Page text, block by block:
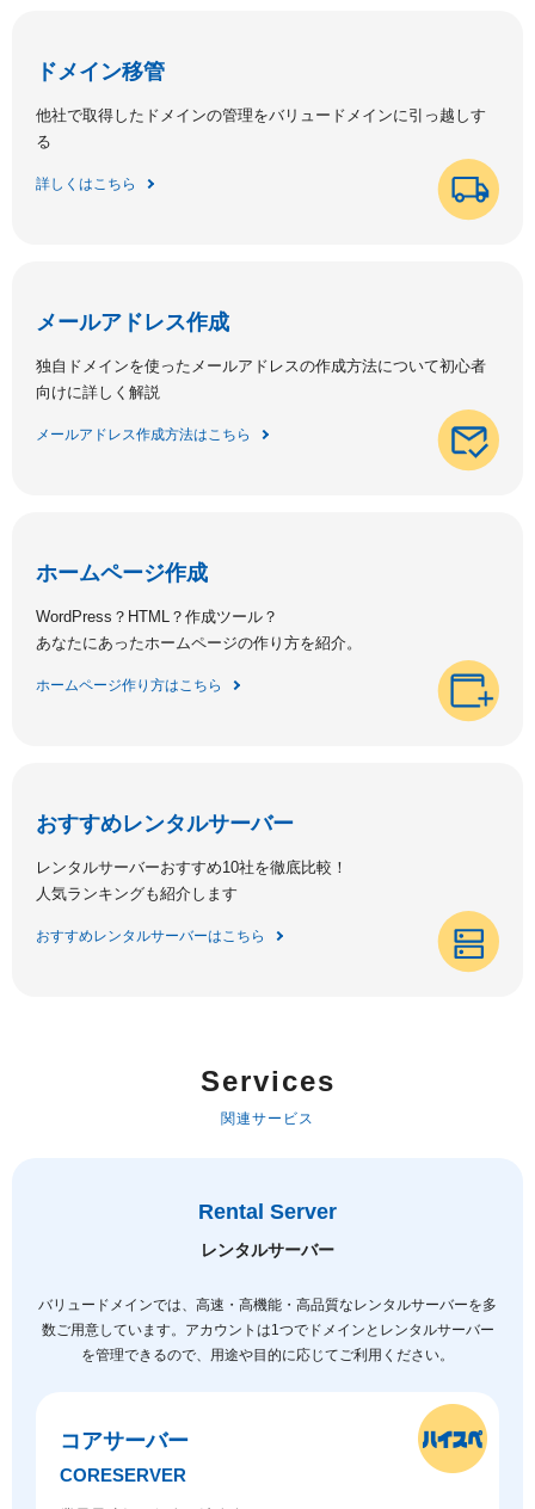
ドメイン移管
他社で取得したドメインの管理をバリュードメインに引っ越しす
る
詳しくはこちら
メールアドレス作成
独自ドメインを使ったメールアドレスの作成方法について初心者
向けに詳しく解説
メールアドレス作成方法はこちら
ホームページ作成
WordPress？HTML？作成ツール？
あなたにあったホームページの作り方を紹介。
ホームページ作り方はこちら
おすすめレンタルサーバー
レンタルサーバーおすすめ10社を徹底比較！
人気ランキングも紹介します
おすすめレンタルサーバーはこちら
Services
関連サービス
Rental Server
レンタルサーバー
バリュードメインでは、高速・高機能・高品質なレンタルサーバーを多
数ご用意しています。
アカウントは1つでドメインとレンタルサーバー
を管理できるので、用途や目的に応じてご利用ください。
コアサーバー
CORESERVER